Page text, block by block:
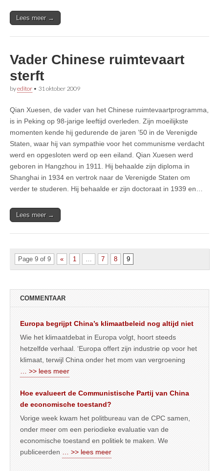
Lees meer →
Vader Chinese ruimtevaart
sterft
byeditor • 31 oktober 2009
Qian Xuesen, de vader van het Chinese ruimtevaartprogramma,
is in Peking op 98-jarige leeftijd overleden. Zijn moeilijkste
momenten kende hij gedurende de jaren ’50 in de Verenigde
Staten, waar hij van sympathie voor het communisme verdacht
werd en opgesloten werd op een eiland. Qian Xuesen werd
geboren in Hangzhou in 1911. Hij behaalde zijn diploma in
Shanghai in 1934 en vertrok naar de Verenigde Staten om
verder te studeren. Hij behaalde er zijn doctoraat in 1939 en…
Lees meer →
Page 9 of 9 « 1 7 8 9
COMMENTAAR
Europa begrijpt China’s klimaatbeleid nog altijd niet
Wie het klimaatdebat in Europa volgt, hoort steeds
hetzelfde verhaal. ‘Europa offert zijn industrie op voor het
klimaat, terwijl China onder het mom van vergroening
… >> lees meer
Hoe evalueert de Communistische Partij van China
de economische toestand?
Vorige week kwam het politbureau van de CPC samen,
onder meer om een periodieke evaluatie van de
economische toestand en politiek te maken. We
publiceerden
… >> lees meer